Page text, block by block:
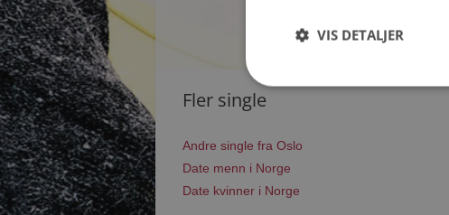
Fler single
Andre single fra Oslo
Date menn i Norge
Date kvinner i Norge
VIS DETALJER